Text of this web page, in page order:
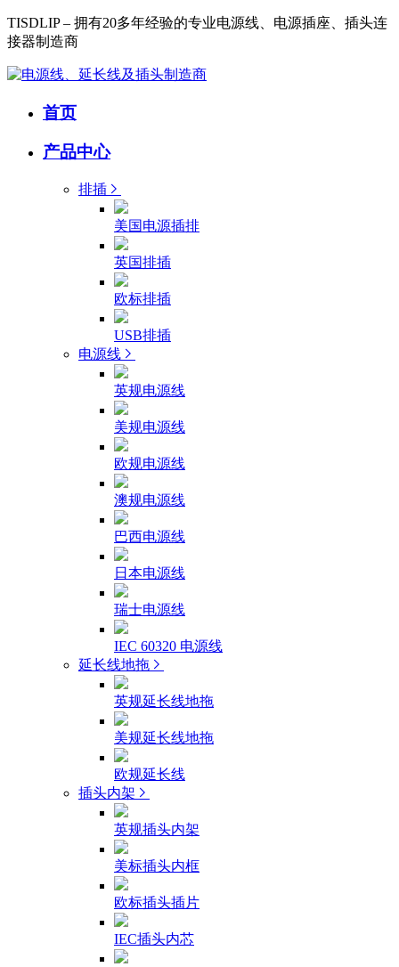
TISDLIP – 拥有20多年经验的专业电源线、电源插座、插头连
接器制造商
首页
产品中心
排插
美国电源插排
英国排插
欧标排插
USB排插
电源线
英规电源线
美规电源线
欧规电源线
澳规电源线
巴西电源线
日本电源线
瑞士电源线
IEC 60320 电源线
延长线地拖
英规延长线地拖
美规延长线地拖
欧规延长线
插头内架
英规插头内架
美标插头内框
欧标插头插片
IEC插头内芯